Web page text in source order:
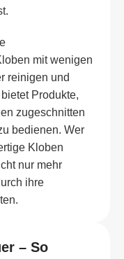
mit wenigen
reinigen und
Produkte,
zugeschnitten
bedienen. Wer
Kloben
nur mehr
ihre
– So